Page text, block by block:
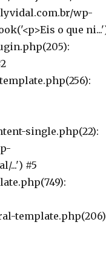
wp-
o que
single.php(22):
...') #5